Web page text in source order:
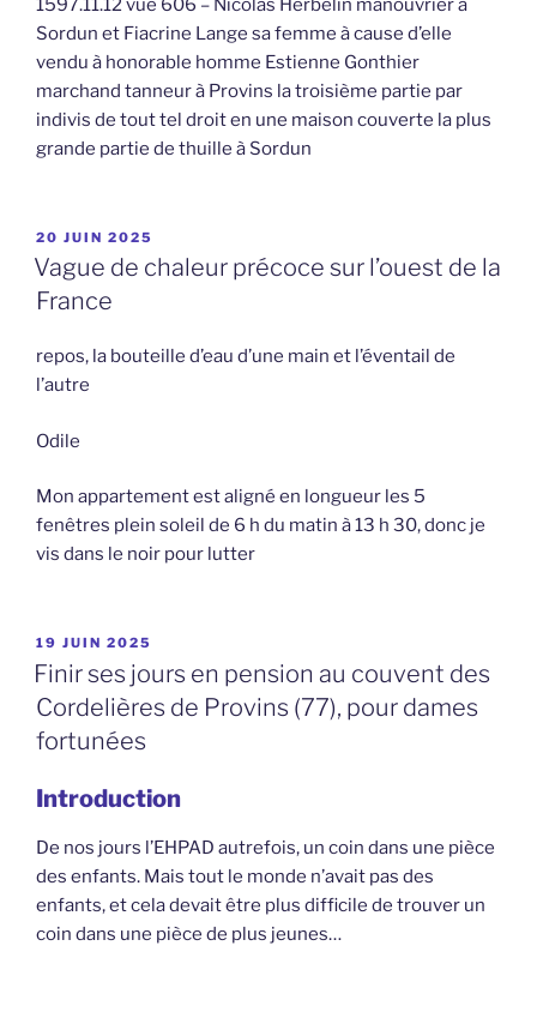
1597.11.12 vue 606 – Nicolas Herbelin manouvrier à
Sordun et Fiacrine Lange sa femme à cause d’elle
vendu à honorable homme Estienne Gonthier
marchand tanneur à Provins la troisième partie par
indivis de tout tel droit en une maison couverte la plus
grande partie de thuille à Sordun
PUBLIÉ
LE
20 JUIN 2025
Vague de chaleur précoce sur l’ouest de la
France
repos, la bouteille d’eau d’une main et l’éventail de
l’autre
Odile
Mon appartement est aligné en longueur les 5
fenêtres plein soleil de 6 h du matin à 13 h 30, donc je
vis dans le noir pour lutter
PUBLIÉ
LE
19 JUIN 2025
Finir ses jours en pension au couvent des
Cordelières de Provins (77), pour dames
fortunées
Introduction
De nos jours l’EHPAD autrefois, un coin dans une pièce
des enfants. Mais tout le monde n’avait pas des
enfants, et cela devait être plus difficile de trouver un
coin dans une pièce de plus jeunes…